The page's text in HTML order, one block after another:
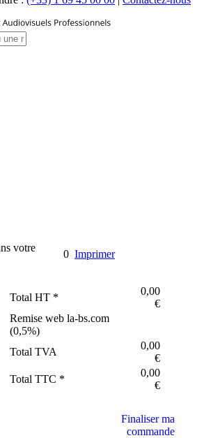
votre
0 Imprimer
Total HT *
0,00
€
Remise web la-bs.com
(0,5%)
Total TVA
0,00
€
Total TTC *
0,00
€
Finaliser ma
commande